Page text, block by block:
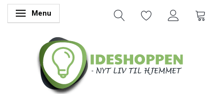
Skifte navigation
Menu